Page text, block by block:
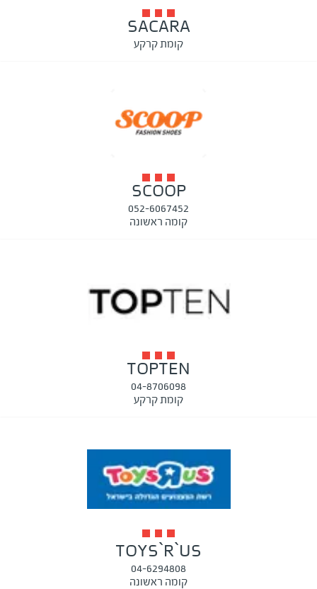
SACARA
קומת קרקע
SCOOP
052-6067452
קומה ראשונה
TOPTEN
04-8706098
קומת קרקע
TOYS`R`US
04-6294808
קומה ראשונה